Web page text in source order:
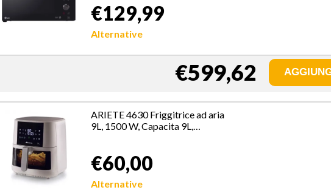
€129,99
Alternative
€599,62
ARIETE 4630 Friggitrice ad aria
9L, 1500 W, Capacita 9L,
Temperatura fino a 200°,
Cestello trasparente per
controllo cottura, Bianco
€60,00
Alternative